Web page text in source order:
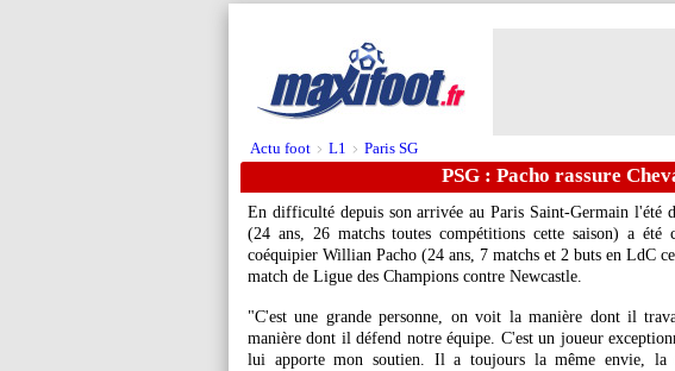
Actu foot > L1 > Paris SG
PSG : Pacho rassure
En difficulté depuis son arrivée au Paris Saint-Germain l'été
(24 ans, 26 matchs toutes compétitions cette saison) a été
coéquipier Willian Pacho (24 ans, 7 matchs et 2 buts en LdC
match de Ligue des Champions contre Newcastle.
"C'est une grande personne, on voit la manière dont il
manière dont il défend notre équipe. C'est un joueur
lui apporte mon soutien. Il a toujours la même envie,